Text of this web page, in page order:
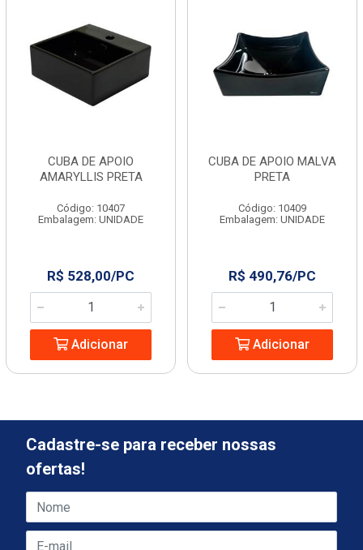
CUBA DE APOIO
AMARYLLIS PRETA
Código: 10407
Embalagem: UNIDADE
R$ 528,00/PC
Adicionar
CUBA DE APOIO MALVA
PRETA
Código: 10409
Embalagem: UNIDADE
R$ 490,76/PC
Adicionar
Cadastre-se para receber nossas
ofertas!